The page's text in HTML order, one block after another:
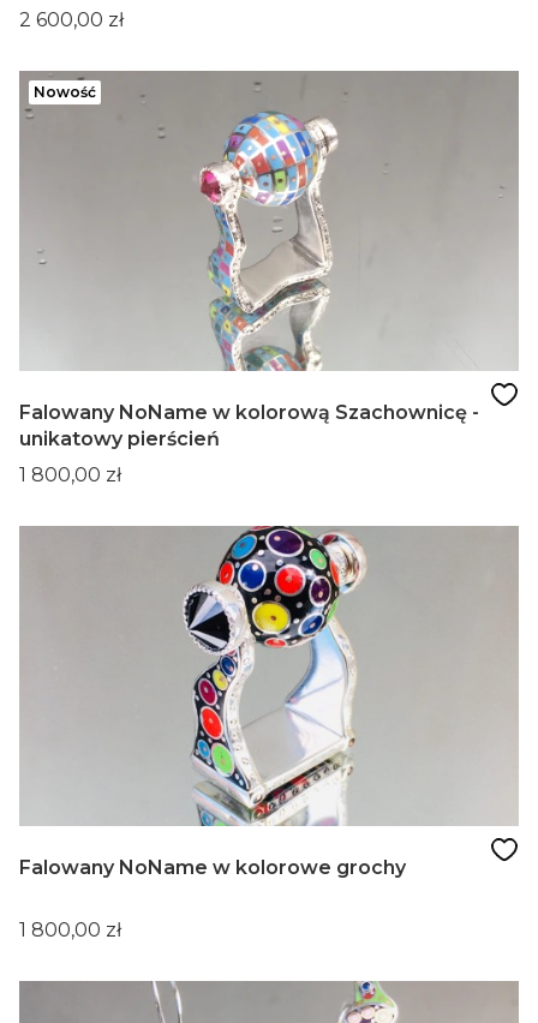
Cena
2 600,00 zł
Nowość
Falowany NoName w kolorową Szachownicę -
unikatowy pierścień
Cena
1 800,00 zł
Falowany NoName w kolorowe grochy
Cena
1 800,00 zł